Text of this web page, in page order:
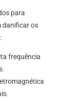
​​para
danificar os
frequência